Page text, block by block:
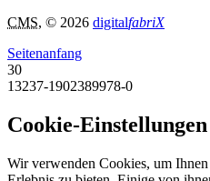
CMS, © 2026 digitalfabriX
Seitenanfang
30
13237-1902389978-0
Cookie-Einstellungen
Wir verwenden Cookies, um